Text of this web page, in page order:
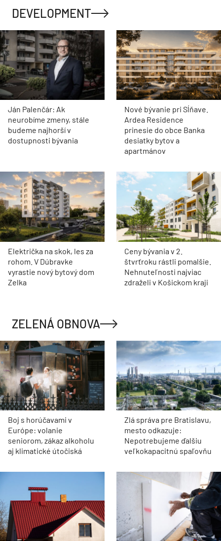
DEVELOPMENT
Ján Palenčár: Ak
neurobíme zmeny, stále
budeme najhorší v
dostupnosti bývania
Nové bývanie pri Sĺňave.
Ardea Residence
prinesie do obce Banka
desiatky bytov a
apartmánov
Električka na skok, les za
rohom. V Dúbravke
vyrastie nový bytový dom
Zelka
Ceny bývania v 2.
štvrťroku rástli pomalšie.
Nehnuteľnosti najviac
zdraželi v Košickom kraji
ZELENÁ OBNOVA
Boj s horúčavami v
Európe: volanie
seniorom, zákaz alkoholu
aj klimatické útočiská
Zlá správa pre Bratislavu,
mesto odkazuje:
Nepotrebujeme ďalšiu
veľkokapacitnú spaľovňu